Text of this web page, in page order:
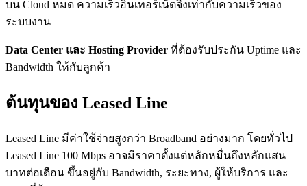
บน Cloud หมด ความเร็วอินเทอร์เน็ตจึงเท่ากับความเร็วของ
ระบบงาน
Data Center และ Hosting Provider ที่ต้องรับประกัน Uptime และ
Bandwidth ให้กับลูกค้า
ต้นทุนของ Leased Line
Leased Line มีค่าใช้จ่ายสูงกว่า Broadband อย่างมาก โดยทั่วไป
Leased Line 100 Mbps อาจมีราคาตั้งแต่หลักหมื่นถึงหลักแสน
บาทต่อเดือน ขึ้นอยู่กับ Bandwidth, ระยะทาง, ผู้ให้บริการ และ